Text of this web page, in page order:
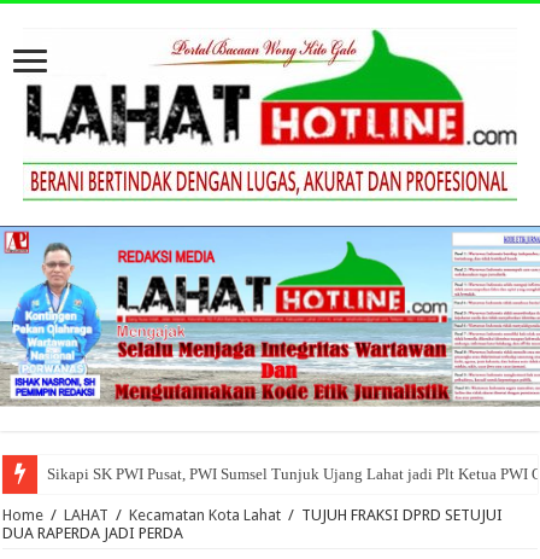
Sikapi SK PWI Pusat, PWI Sumsel Tunjuk Ujang Lahat jadi Plt Ketua PWI
Home / LAHAT / Kecamatan Kota Lahat / TUJUH FRAKSI DPRD SETUJUI
DUA RAPERDA JADI PERDA